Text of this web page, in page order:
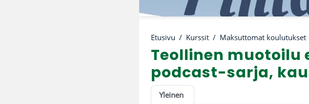
Etusivu Kurssit Maksuttomat koulutukset
Teollinen
podcast-sarja,
Osion ääriviiva
Yleinen